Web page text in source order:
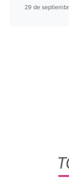
29 de